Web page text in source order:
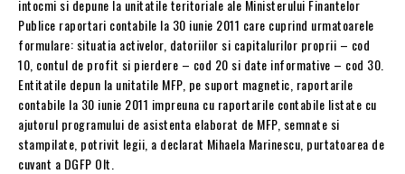
intocmi si depune la unitatile teritoriale ale Ministerului Finantelor
Publice raportari contabile la 30 iunie 2011 care cuprind urmatoarele
formulare: situatia activelor, datoriilor si capitalurilor proprii – cod
10, contul de profit si pierdere – cod 20 si date informative – cod 30.
Entitatile depun la unitatile MFP, pe suport magnetic, raportarile
contabile la 30 iunie 2011 impreuna cu raportarile contabile listate cu
ajutorul programului de asistenta elaborat de MFP, semnate si
stampilate, potrivit legii, a declarat Mihaela Marinescu, purtatoarea de
cuvant a DGFP Olt.